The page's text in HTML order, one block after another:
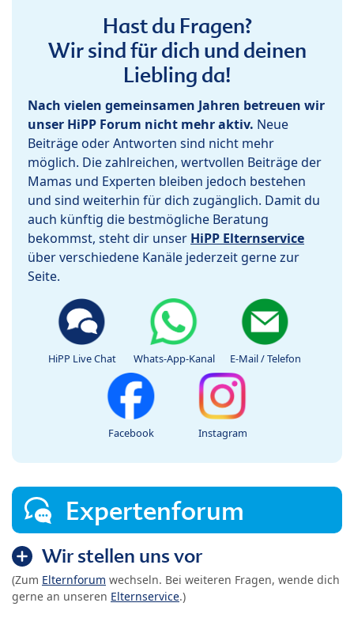
Hast du Fragen?
Wir sind für dich und deinen
Liebling da!
Nach vielen gemeinsamen Jahren betreuen wir
unser HiPP Forum nicht mehr aktiv. Neue
Beiträge oder Antworten sind nicht mehr
möglich. Die zahlreichen, wertvollen Beiträge der
Mamas und Experten bleiben jedoch bestehen
und sind weiterhin für dich zugänglich. Damit du
auch künftig die bestmögliche Beratung
bekommst, steht dir unser HiPP Elternservice
über verschiedene Kanäle jederzeit gerne zur
Seite.
HiPP Live Chat Whats-App-Kanal E-Mail / Telefon
Facebook Instagram
Expertenforum
Wir stellen uns vor
(Zum Elternforum wechseln. Bei weiteren Fragen, wende dich
gerne an unseren Elternservice.)